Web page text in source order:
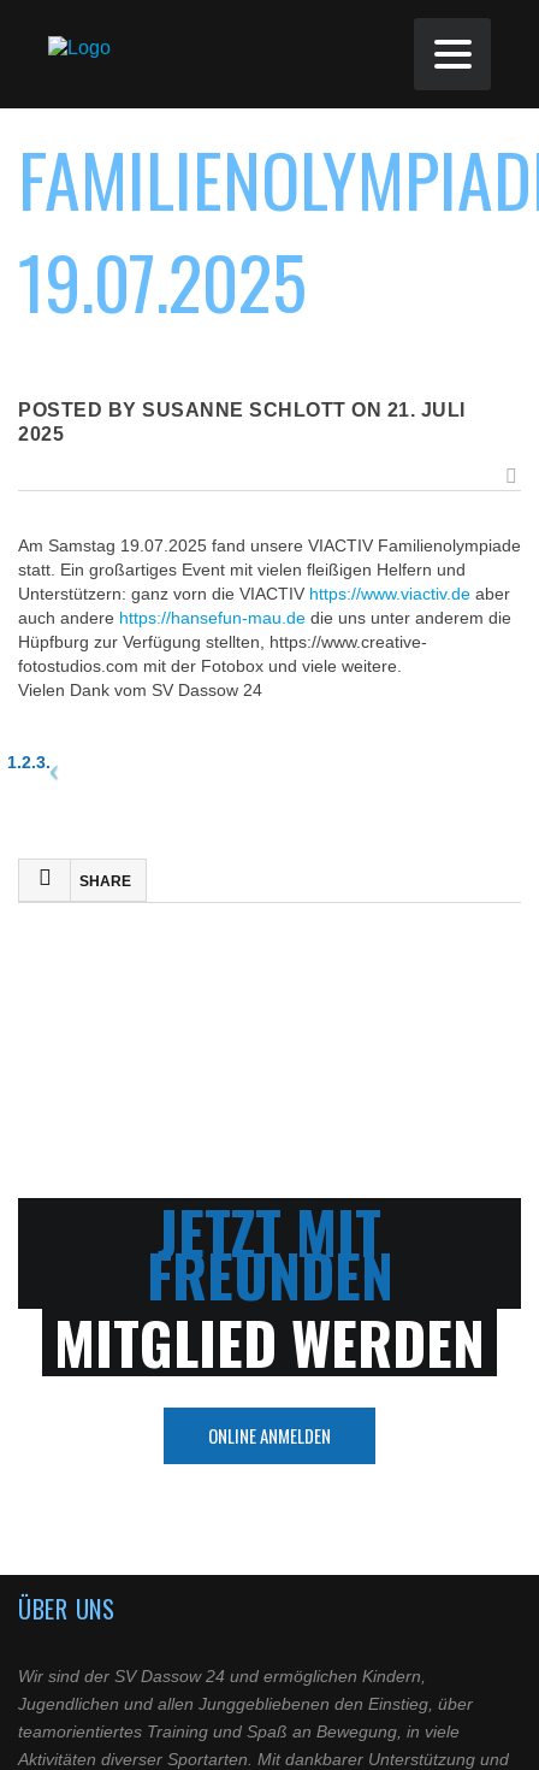
19.07.2025
POSTED BY SUSANNE SCHLOTT ON 21. JULI
2025
Am Samstag 19.07.2025 fand unsere VIACTIV Familienolympiade
statt. Ein großartiges Event mit vielen fleißigen Helfern und
Unterstützern: ganz vorn die VIACTIV https://www.viactiv.de aber
auch andere https://hansefun-mau.de die uns unter anderem die
Hüpfburg zur Verfügung stellten, https://www.creative-
fotostudios.com mit der Fotobox und viele weitere.
Vielen Dank vom SV Dassow 24
SHARE
JETZT MIT
FREUNDEN
MITGLIED WERDEN
ONLINE ANMELDEN
ÜBER UNS
Wir sind der SV Dassow 24 und ermöglichen Kindern,
Jugendlichen und allen Junggebliebenen den Einstieg, über
teamorientiertes Training und Spaß an Bewegung, in viele
Aktivitäten diverser Sportarten. Mit dankbarer Unterstützung und